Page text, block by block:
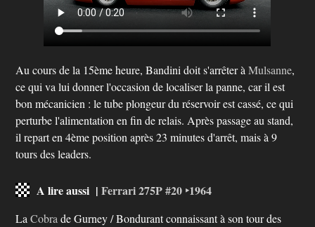
Au cours de la 15ème heure, Bandini doit s'arrêter àMulsanne,
ce qui va lui donner l'occasion de localiser la panne, car il est
bon mécanicien : le tube plongeur du réservoir est cassé, ce qui
perturbe l'alimentation en fin de relais. Après passage au stand,
il repart en 4ème position après 23 minutes d'arrêt, mais à 9
tours des leaders.
A lire aussi |Ferrari 275P #20 ‣1964
LaCobrade Gurney / Bondurant connaissant à son tour des